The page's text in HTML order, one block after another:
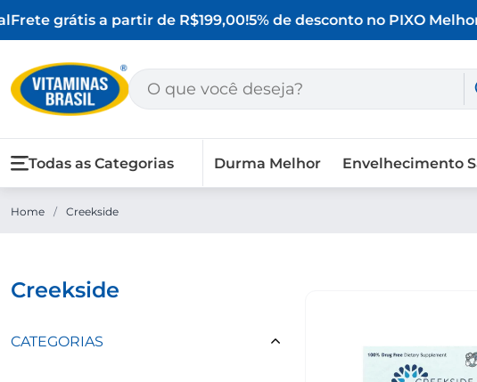
Frete grátis a partir de R$199,00!5% de desconto no PIXO Melhor
Todas as Categorias Durma Melhor Envelhecimento
Home / Creekside
creekside
CATEGORIAS